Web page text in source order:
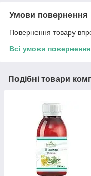
Умови повернення
Повернення товару
Всі умови повернення
Подібні товари